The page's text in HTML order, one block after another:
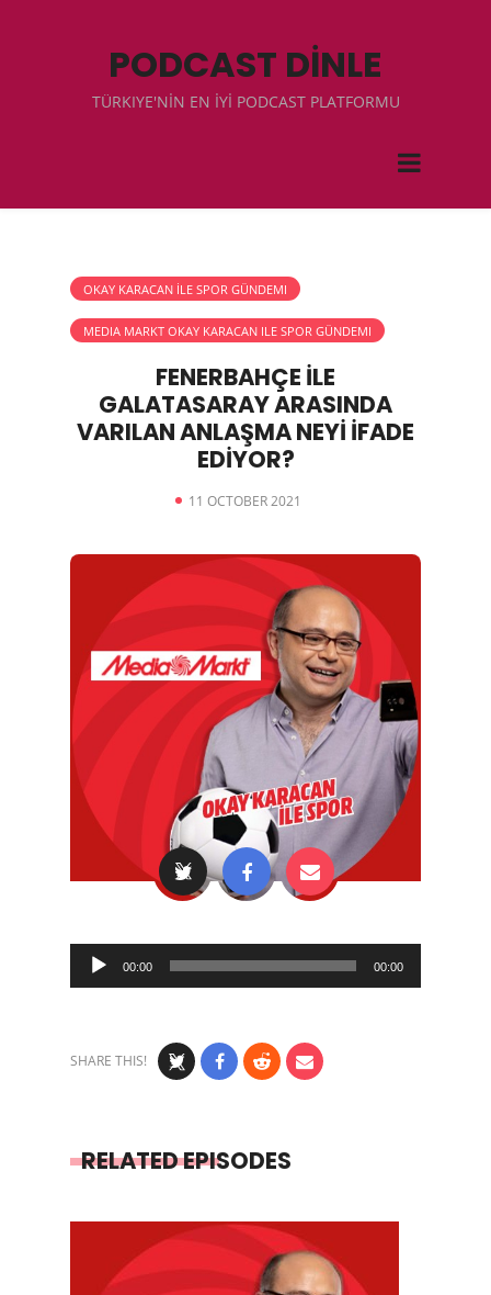
PODCAST DİNLE
TÜRKIYE'NİN EN İYİ PODCAST PLATFORMU
OKAY KARACAN İLE SPOR GÜNDEMI
MEDIA MARKT OKAY KARACAN ILE SPOR GÜNDEMI
FENERBAHÇE İLE
GALATASARAY ARASINDA
VARILAN ANLAŞMA NEYİ İFADE
EDİYOR?
11 OCTOBER 2021
Audio
Player
00:00 00:00
SHARE THIS!
RELATED EPISODES